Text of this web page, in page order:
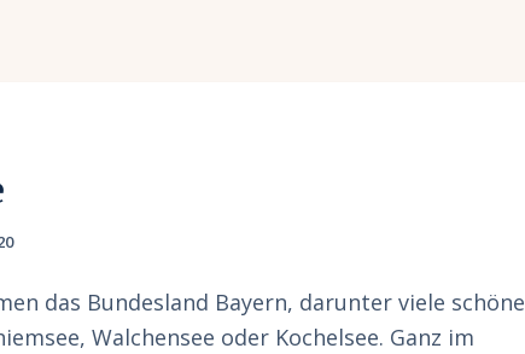
das Bundesland Bayern, darunter viele schöne
Walchensee oder Kochelsee. Ganz im